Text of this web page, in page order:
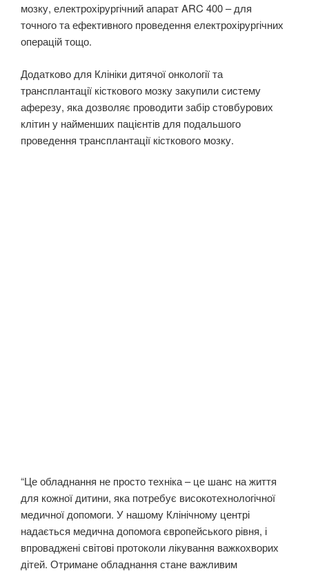
мозку, електрохірургічний апарат ARC 400 – для
точного та ефективного проведення електрохірургічних
операцій тощо.
Додатково для Клініки дитячої онкології та
трансплантації кісткового мозку закупили систему
аферезу, яка дозволяє проводити забір стовбурових
клітин у найменших пацієнтів для подальшого
проведення трансплантації кісткового мозку.
“Це обладнання не просто техніка – це шанс на життя
для кожної дитини, яка потребує високотехнологічної
медичної допомоги. У нашому Клінічному центрі
надається медична допомога європейського рівня, і
впроваджені світові протоколи лікування важкохворих
дітей. Отримане обладнання стане важливим